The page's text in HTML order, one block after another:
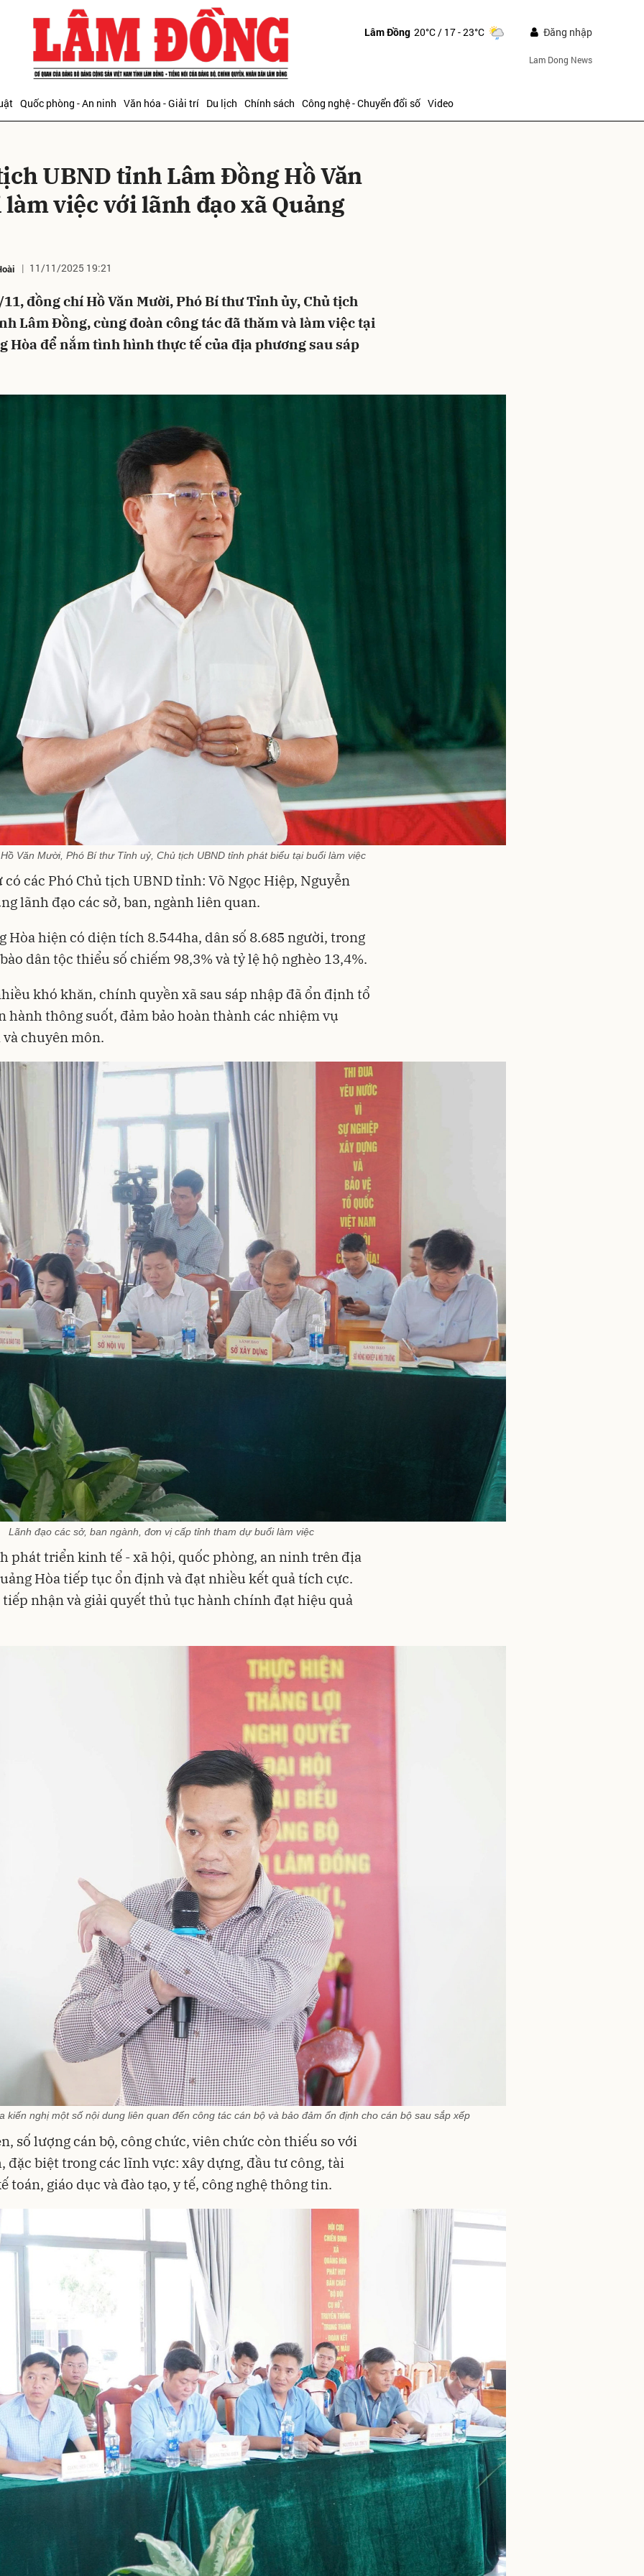
Lâm Đồng 20°C/ 17 - 23°C Đăng nhập
Lam Dong News
Quốc phòng - An ninh Văn hóa - Giải trí Du lịch Chính sách Công nghệ - Chuyển đổi số Video
UBND tỉnh Lâm Đồng Hồ Văn
việc với lãnh đạo xã Quảng
11/11/2025 19:21
đồng chí Hồ Văn Mười, Phó Bí thư Tỉnh ủy, Chủ tịch
Lâm Đồng, cùng đoàn công tác đã thăm và làm việc tại
Hòa để nắm tình hình thực tế của địa phương sau sáp
Văn Mười, Phó Bí thư Tỉnh uỷ, Chủ tịch UBND tỉnh phát biểu tại buổi làm việc
có các Phó Chủ tịch UBND tỉnh: Võ Ngọc Hiệp, Nguyễn
lãnh đạo các sở, ban, ngành liên quan.
Hòa hiện có diện tích 8.544ha, dân số 8.685 người, trong
dân tộc thiểu số chiếm 98,3% và tỷ lệ hộ nghèo 13,4%.
khó khăn, chính quyền xã sau sáp nhập đã ổn định tổ
hành thông suốt, đảm bảo hoàn thành các nhiệm vụ
chuyên môn.
Lãnh đạo các sở, ban ngành, đơn vị cấp tỉnh tham dự buổi làm việc
phát triển kinh tế - xã hội, quốc phòng, an ninh trên địa
Hòa tiếp tục ổn định và đạt nhiều kết quả tích cực.
tiếp nhận và giải quyết thủ tục hành chính đạt hiệu quả
kiến nghị một số nội dung liên quan đến công tác cán bộ và bảo đảm ổn định cho cán bộ sau sắp xếp
số lượng cán bộ, công chức, viên chức còn thiếu so với
đặc biệt trong các lĩnh vực: xây dựng, đầu tư công, tài
toán, giáo dục và đào tạo, y tế, công nghệ thông tin.
luận